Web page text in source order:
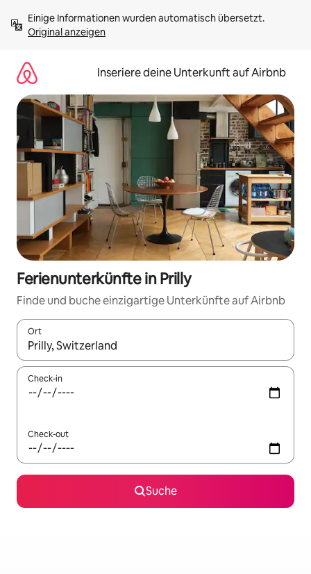
Inhalten
springenOriginal anzeigen
Inseriere deine Unterkunft auf Airbnb
Ferienunterkünfte in Prilly
Finde und buche einzigartige Unterkünfte auf Airbnb
Ort
Wenn Ergebnisse verfügbar sind, navigiere mit den
Check-in
Check-out
Suche